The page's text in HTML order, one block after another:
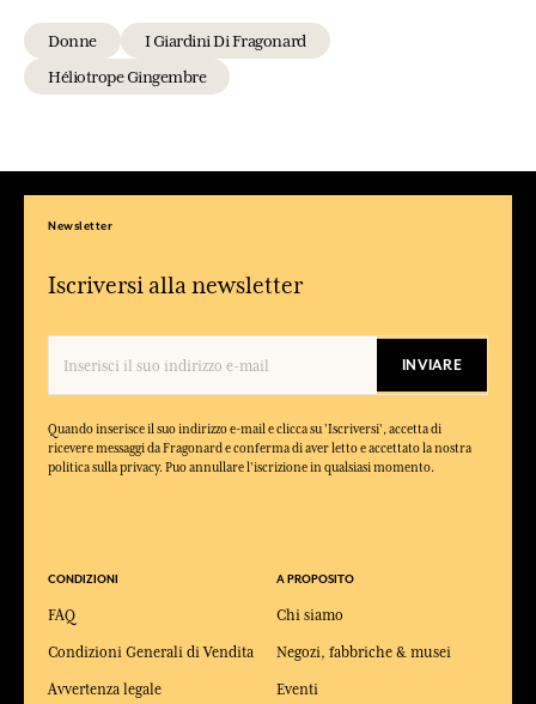
Donne
I Giardini Di Fragonard
Héliotrope Gingembre
Newsletter
Iscriversi alla newsletter
INVIARE
Quando inserisce il suo indirizzo e-mail e clicca su 'Iscriversi', accetta di
ricevere messaggi da Fragonard e conferma di aver letto e accettato la nostra
politica sulla privacy. Puo annullare l'iscrizione in qualsiasi momento.
CONDIZIONI
FAQ
Condizioni Generali di Vendita
Avvertenza legale
A PROPOSITO
Chi siamo
Negozi, fabbriche & musei
Eventi